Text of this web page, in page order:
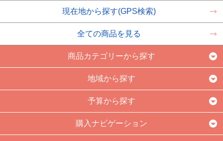
現在地から探す(GPS検索)
全ての商品を見る
商品カテゴリーから探す
地域から探す
予算から探す
購入ナビゲーション